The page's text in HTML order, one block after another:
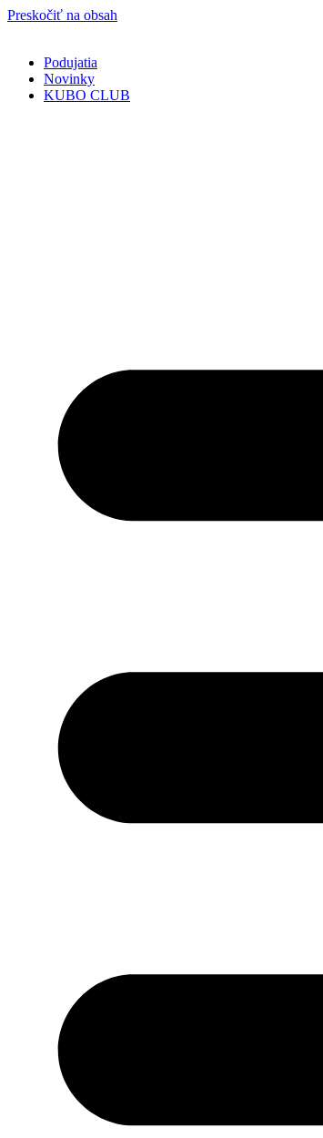
Preskočiť na obsah
Podujatia
Novinky
KUBO CLUB